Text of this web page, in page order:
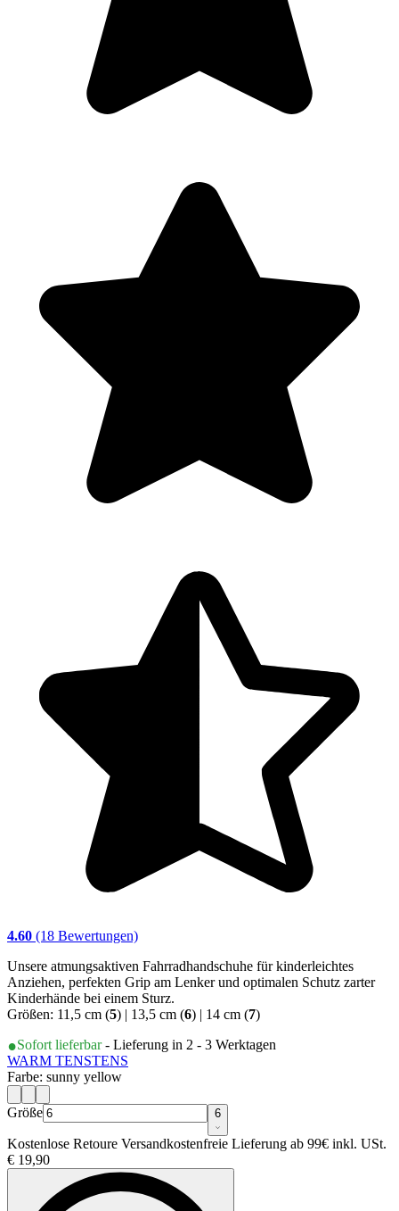
4.60 (18 Bewertungen)
Unsere atmungsaktiven Fahrradhandschuhe für kinderleichtes
Anziehen, perfekten Grip am Lenker und optimalen Schutz zarter
Kinderhände bei einem Sturz.
Größen: 11,5 cm (5) | 13,5 cm (6) | 14 cm (7)
Sofort lieferbar- Lieferung in 2 - 3 Werktagen
WARM TENSTENS
Farbe: sunny yellow
Größe 6
Kostenlose Retoure Versandkostenfreie Lieferung ab 99€ inkl. USt.
€ 19,90